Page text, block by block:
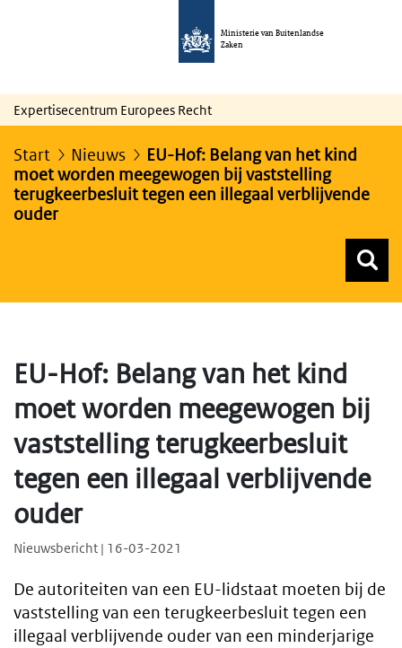
Ministerie van Buitenlandse
Zaken
Expertisecentrum Europees Recht
Start Nieuws
EU-Hof: Belang van het kind
moet worden meegewogen bij vaststelling
terugkeerbesluit tegen een illegaal verblijvende
ouder
EU-Hof: Belang van het kind
moet worden meegewogen bij
vaststelling terugkeerbesluit
tegen een illegaal verblijvende
ouder
Nieuwsbericht | 16-03-2021
De autoriteiten van een EU-lidstaat moeten bij de
vaststelling van een terugkeerbesluit tegen een
illegaal verblijvende ouder van een minderjarige